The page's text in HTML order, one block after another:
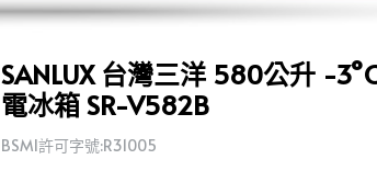
SANLUX 台灣三洋 580公升 -
電冰箱 SR-V582B
BSMI許可字號:R31005